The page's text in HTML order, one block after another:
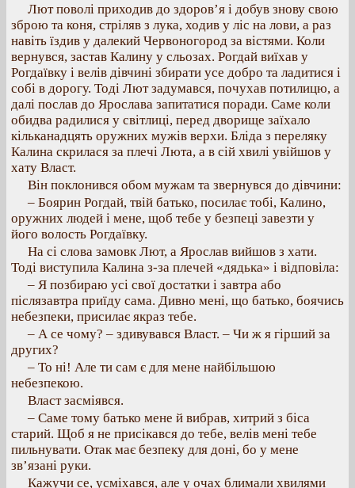
Лют поволі приходив до здоров’я і добув знову свою
зброю та коня, стріляв з лука, ходив у ліс на лови, а раз
навіть їздив у далекий Червоногород за вістями. Коли
вернувся, застав Калину у сльозах. Рогдай виїхав у
Рогдаївку і велів дівчині збирати усе добро та ладитися і
собі в дорогу. Тоді Лют задумався, почухав потилицю, а
далі послав до Ярослава запитатися поради. Саме коли
обидва радилися у світлиці, перед дворище заїхало
кільканадцять оружних мужів верхи. Бліда з переляку
Калина скрилася за плечі Люта, а в сій хвилі увійшов у
хату Власт.
Він поклонився обом мужам та звернувся до дівчини:
– Боярин Рогдай, твій батько, посилає тобі, Калино,
оружних людей і мене, щоб тебе у безпеці завезти у
його волость Рогдаївку.
На сі слова замовк Лют, а Ярослав вийшов з хати.
Тоді виступила Калина з-за плечей «дядька» і відповіла:
– Я позбираю усі свої достатки і завтра або
післязавтра приїду сама. Дивно мені, що батько, боячись
небезпеки, присилає якраз тебе.
– А се чому? – здивувався Власт. – Чи ж я гірший за
других?
– То ні! Але ти сам є для мене найбільшою
небезпекою.
Власт засміявся.
– Саме тому батько мене й вибрав, хитрий з біса
старий. Щоб я не присікався до тебе, велів мені тебе
пильнувати. Отак має безпеку для доні, бо у мене
зв’язані руки.
Кажучи се, усміхався, але у очах блимали хвилями